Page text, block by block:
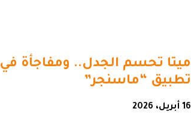
ميتا تحسم الجدل.. ومفاجأة في
تطبيق “ماسنجر”
16 أبريل، 2026